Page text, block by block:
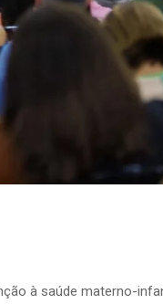
à saúde materno-